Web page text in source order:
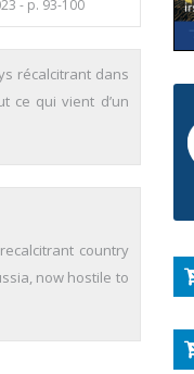
- p. 93-100
récalcitrant dans
ce qui vient d’un
country
now hostile to